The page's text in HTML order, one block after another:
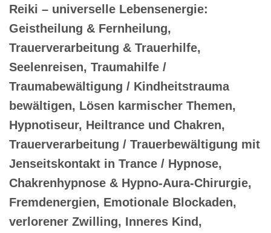
Reiki – universelle Lebensenergie:
Geistheilung & Fernheilung,
Trauerverarbeitung & Trauerhilfe,
Seelenreisen, Traumahilfe /
Traumabewältigung / Kindheitstrauma
bewältigen, Lösen karmischer Themen,
Hypnotiseur, Heiltrance und Chakren,
Trauerverarbeitung / Trauerbewältigung mit
Jenseitskontakt in Trance / Hypnose,
Chakrenhypnose & Hypno-Aura-Chirurgie,
Fremdenergien, Emotionale Blockaden,
verlorener Zwilling, Inneres Kind,